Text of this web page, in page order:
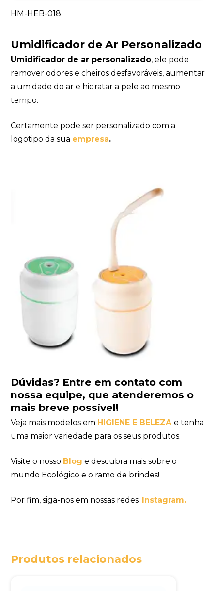
HM-HEB-018
Umidificador de Ar Personalizado
Umidificador de ar personalizado, ele pode
remover odores e cheiros desfavoráveis, aumentar
a umidade do ar e hidratar a pele ao mesmo
tempo.
Certamente pode ser personalizado com a
logotipo da sua empresa.
Dúvidas? Entre em contato com
nossa equipe, que atenderemos o
mais breve possível!
Veja mais modelos em HIGIENE E BELEZA e tenha
uma maior variedade para os seus produtos.
Visite o nosso Blog e descubra mais sobre o
mundo Ecológico e o ramo de brindes!
Por fim, siga-nos em nossas redes! Instagram.
Produtos relacionados